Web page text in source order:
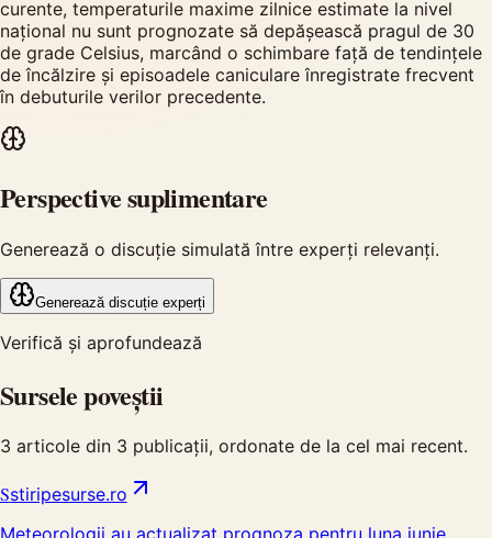
curente, temperaturile maxime zilnice estimate la nivel
național nu sunt prognozate să depășească pragul de 30
de grade Celsius, marcând o schimbare față de tendințele
de încălzire și episoadele caniculare înregistrate frecvent
în debuturile verilor precedente.
Perspective suplimentare
Generează o discuție simulată între experți relevanți.
Generează discuție experți
Verifică și aprofundează
Sursele poveștii
3 articole din 3 publicații, ordonate de la cel mai recent.
Sstiripesurse.ro